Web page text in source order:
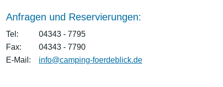
Anfragen und Reservierungen:
Tel:
04343 - 7795
Fax:
04343 - 7790
E-Mail:
info@camping-foerdeblick.de